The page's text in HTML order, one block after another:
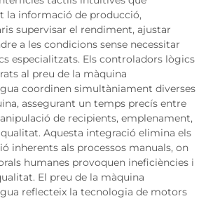
la informació de producció,
supervisar el rendiment, ajustar
a les condicions sense necessitar
especialitzats. Els controladors lògics
al preu de la màquina
coordinen simultàniament diverses
assegurant un temps precís entre
de recipients, emplenament,
Aquesta integració elimina els
inherents als processos manuals, on
humanes provoquen ineficiències i
El preu de la màquina
reflecteix la tecnologia de motors